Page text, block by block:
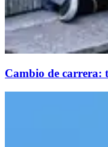
Cambio de carrera: